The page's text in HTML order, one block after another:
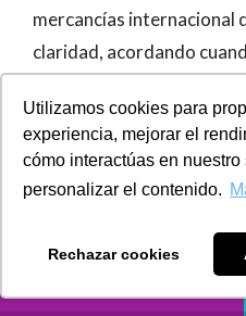
Utilizamos cookies para
experiencia, mejorar el
cómo interactúas en nuestro
personalizar el contenido.
Rechazar cookies
mercancías internacional
claridad, acordando
transmisión de los
a los costos y las
obligación entre los
comprador).
Las nuevas reglas
Enero de 2020 y están
través de la plataforma